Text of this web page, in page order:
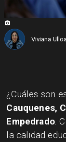
Viviana Ulloa
¿Cuáles son
Cauquenes,
Empedrado.
la calidad